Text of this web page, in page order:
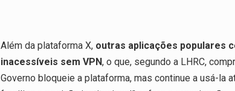
Além da plataforma X, outras aplicações populares
inacessíveis sem VPN, o que, segundo a LHRC,
Governo bloqueie a plataforma, mas continue a usá-la